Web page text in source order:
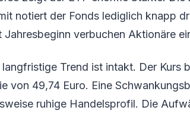
notiert der Fonds lediglich knapp
Jahresbeginn verbuchen Aktionäre
Trend ist intakt. Der Kurs
von 49,74 Euro. Eine
ruhige Handelsprofil. Die